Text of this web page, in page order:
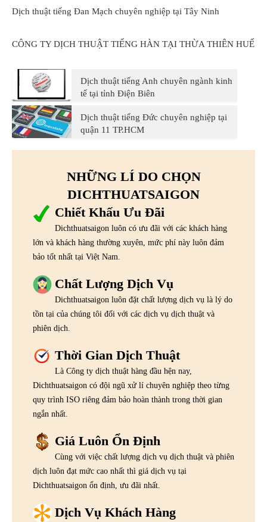
Dịch thuật tiếng Đan Mạch chuyên nghiệp tại Tây Ninh
CÔNG TY DỊCH THUẬT TIẾNG HÀN TẠI THỪA THIÊN HUẾ
Dịch thuật tiếng Anh chuyên ngành kinh
tế tại tỉnh Điện Biên
Dịch thuật tiếng Đức chuyên nghiệp tại
quận 11 TP.HCM
NHỮNG LÍ DO CHỌN
DICHTHUATSAIGON
Chiết Khấu Ưu Đãi
Dichthuatsaigon luôn có ưu đãi với các khách hàng
lớn và khách hàng thường xuyên, mức phí này luôn đảm
bảo tốt nhất tại Việt Nam.
Chất Lượng Dịch Vụ
Dichthuatsaigon luôn đặt chất lượng dịch vụ là lý do
tồn tại của chúng tôi đối với các dịch vụ dịch thuật và
phiên dịch.
Thời Gian Dịch Thuật
Là Công ty dịch thuật hàng đầu hện nay,
Dichthuatsaigon có đội ngũ xử lí chuyên nghiệp theo từng
quy trình ISO riêng đảm bảo hoàn thành trong thời gian
ngắn nhất.
Giá Luôn Ổn Định
Cùng với việc chất lượng dịch vụ dịch thuật và phiên
dịch luôn đạt mức cao nhất thì giá dịch vụ tại
Dichthuatsaigon ổn định, ưu đãi nhất.
Dịch Vụ Khách Hàng